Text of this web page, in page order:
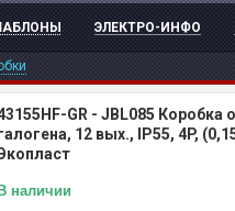
ЭЛЕКТРО-ИНФО
GR - JBL085 Коробка
12 вых., IP55, 4P,
В наличии